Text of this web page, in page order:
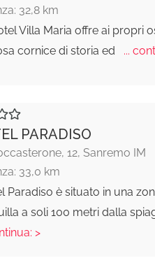
32,8 km
Villa Maria offre ai propri
cornice di storia ed
...
PARADISO
12, Sanremo IM
33,0 km
Paradiso è situato in una
a soli 100 metri dalla
>